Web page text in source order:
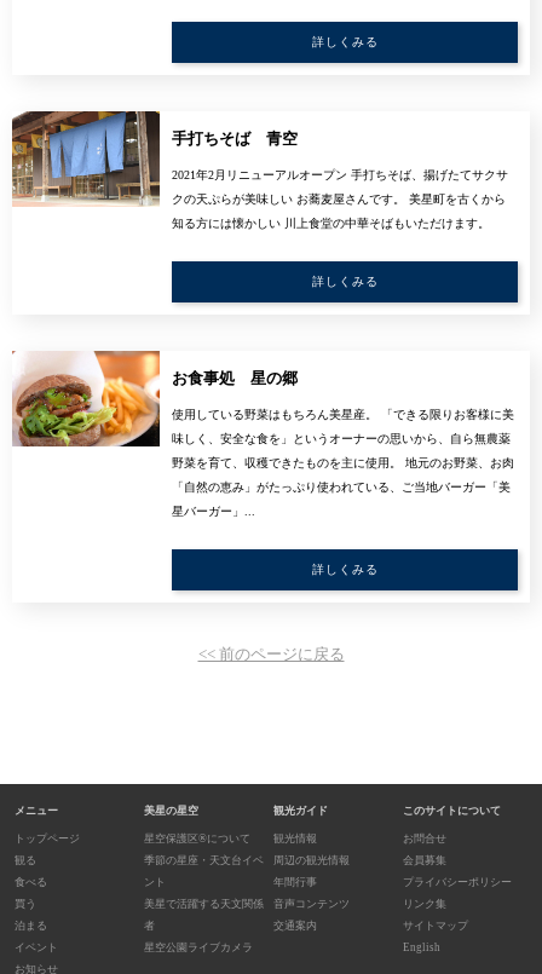
詳しくみる
手打ちそば 青空
2021年2月リニューアルオープン 手打ちそば、揚げたてサクサ
クの天ぷらが美味しい お蕎麦屋さんです。 美星町を古くから
知る方には懐かしい 川上食堂の中華そばもいただけます。
詳しくみる
お食事処 星の郷
使用している野菜はもちろん美星産。 「できる限りお客様に美
味しく、安全な食を」というオーナーの思いから、自ら無農薬
野菜を育て、収穫できたものを主に使用。 地元のお野菜、お肉
「自然の恵み」がたっぷり使われている、ご当地バーガー「美
星バーガー」...
詳しくみる
<< 前のページに戻る
メニュー
トップページ
観る
食べる
買う
泊まる
イベント
お知らせ
美星の星空
星空保護区®について
季節の星座・天文台イベ
ント
美星で活躍する天文関係
者
星空公園ライブカメラ
観光ガイド
観光情報
周辺の観光情報
年間行事
音声コンテンツ
交通案内
このサイトについて
お問合せ
会員募集
プライバシーポリシー
リンク集
サイトマップ
English